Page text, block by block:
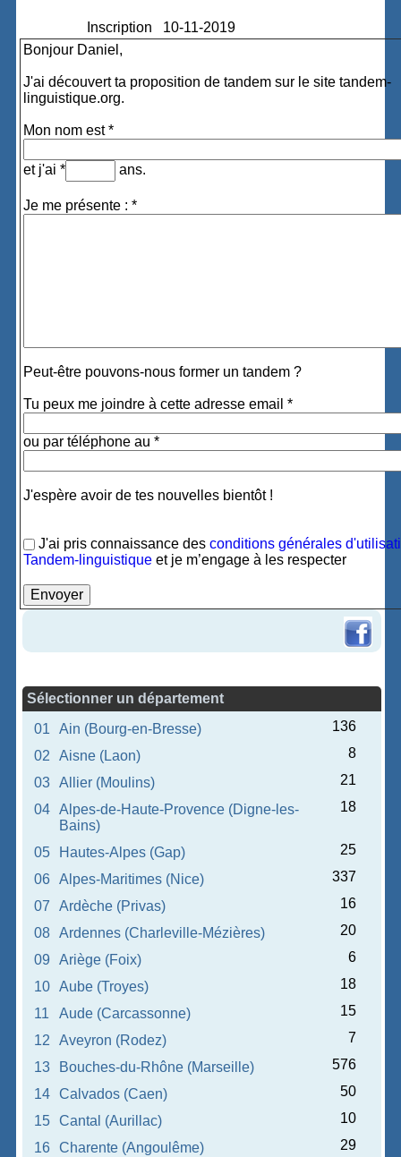
Inscription
10-11-2019
Bonjour Daniel,
J'ai découvert ta proposition de tandem sur le site tandem-
linguistique.org.
Mon nom est *
et j'ai * ans.
Je me présente : *
Peut-être pouvons-nous former un tandem ?
Tu peux me joindre à cette adresse email *
ou par téléphone au *
J'espère avoir de tes nouvelles bientôt !
J'ai pris connaissance desconditions générales
Tandem-linguistique et je m’engage à les respecter
Sélectionner un département
01
Ain (Bourg-en-Bresse)
136
02
Aisne (Laon)
8
03
Allier (Moulins)
21
04
Alpes-de-Haute-Provence (Digne-les-
Bains)
18
05 Hautes-Alpes (Gap)
25
06
Alpes-Maritimes (Nice)
337
07
Ardèche (Privas)
16
08
Ardennes (Charleville-Mézières)
20
09
Ariège (Foix)
6
10
Aube (Troyes)
18
11
Aude (Carcassonne)
15
12
Aveyron (Rodez)
7
13
Bouches-du-Rhône (Marseille)
576
14
Calvados (Caen)
50
15
Cantal (Aurillac)
10
16
Charente (Angoulême) 29